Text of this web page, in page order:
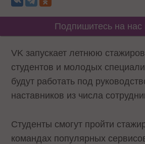
Подпишитесь на нас
VK запускает летнюю
студентов и молодых
будут работать под
наставников из числа
Студенты смогут пройти
командах популярных